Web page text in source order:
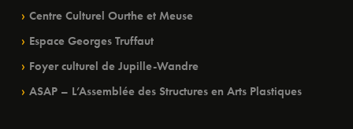
Centre Culturel Ourthe et Meuse
Espace Georges Truffaut
Foyer culturel de Jupille-Wandre
ASAP – L’Assemblée des Structures en Arts Plastiques